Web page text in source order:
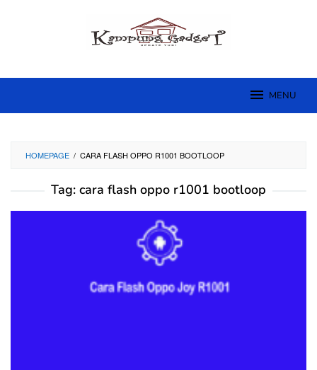
MENU
HOMEPAGE / CARA FLASH OPPO R1001 BOOTLOOP
Tag: cara flash oppo r1001 bootloop